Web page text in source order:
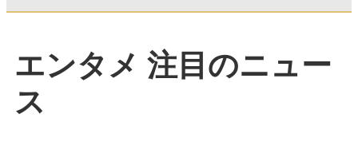
エンタメ 注目のニュー
ス